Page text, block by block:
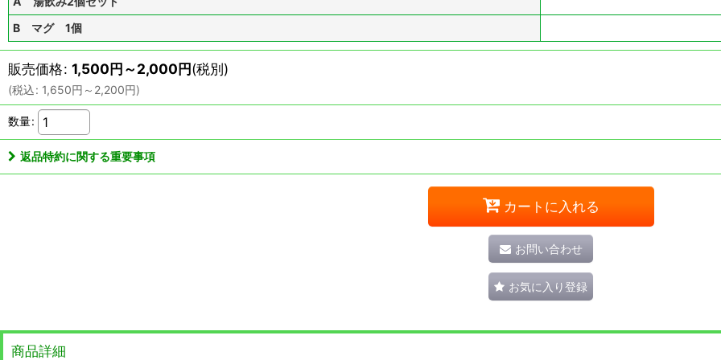
B マグ 1個
販売価格: 1,500円～2,000円(税別)
(税込: 1,650円 ～2,200円)
数量:
返品特約に関する重要事項
カートに入れる
お問い合わせ
お気に入り登録
商品詳細